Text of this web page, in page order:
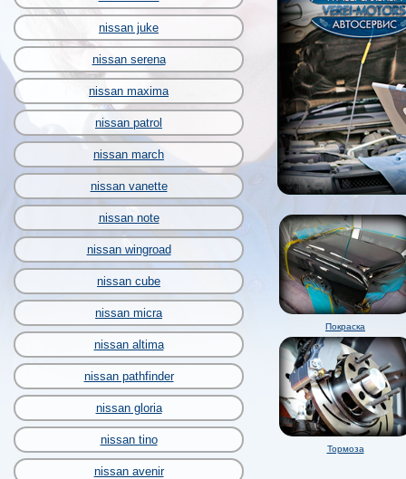
nissan juke
nissan serena
nissan maxima
nissan patrol
nissan march
nissan vanette
nissan note
nissan wingroad
nissan cube
nissan micra
nissan altima
nissan pathfinder
nissan gloria
nissan tino
nissan avenir
Покраска
Тормоза